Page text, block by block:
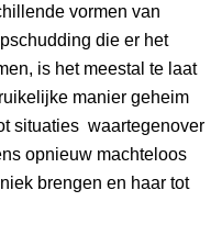
vormen van
die er het
is het meestal te laat
manier geheim
situaties waartegenover
opnieuw machteloos
brengen en haar tot